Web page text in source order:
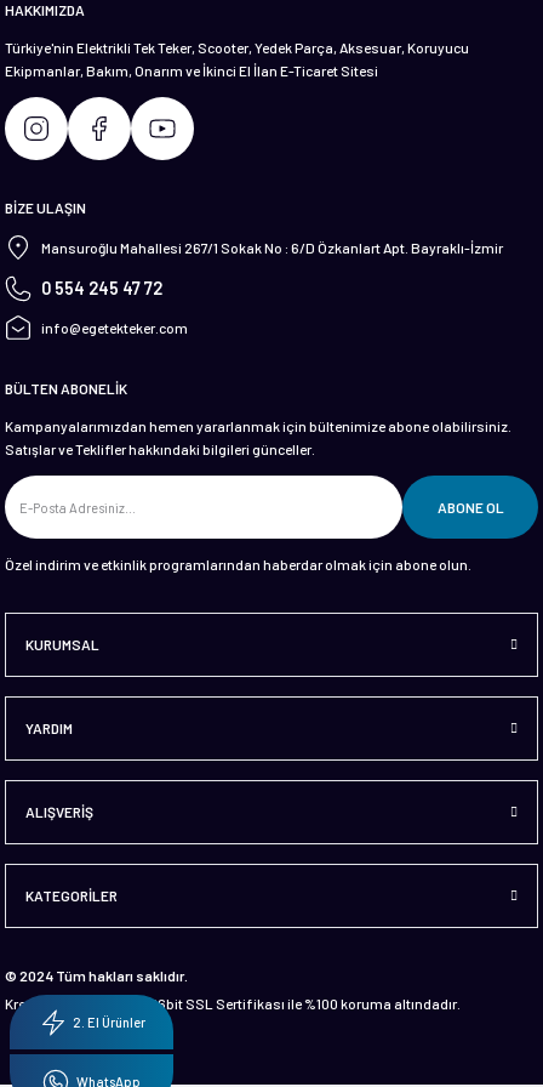
HAKKIMIZDA
Türkiye'nin Elektrikli Tek Teker, Scooter, Yedek Parça, Aksesuar, Koruyucu
Ekipmanlar, Bakım, Onarım ve İkinci El İlan E-Ticaret Sitesi
BİZE ULAŞIN
Mansuroğlu Mahallesi 267/1 Sokak No : 6/D Özkanlart Apt. Bayraklı-İzmir
0 554 245 47 72
info@egetekteker.com
KURUMSAL
YARDIM
ALIŞVERİŞ
KATEGORİLER
BÜLTEN ABONELİK
Kampanyalarımızdan hemen yararlanmak için bültenimize abone olabilirsiniz.
Satışlar ve Teklifler hakkındaki bilgileri günceller.
ABONE OL
Özel indirim ve etkinlik programlarından haberdar olmak için abone olun.
© 2024 Tüm hakları saklıdır.
Kredi kartı bilgileriniz 256bit SSL Sertifikası ile %100 koruma altındadır.
2. El Ürünler
WhatsApp